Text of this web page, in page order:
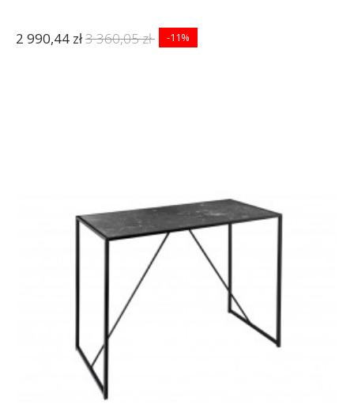
2 990,44 zł3 360,05 zł -11%